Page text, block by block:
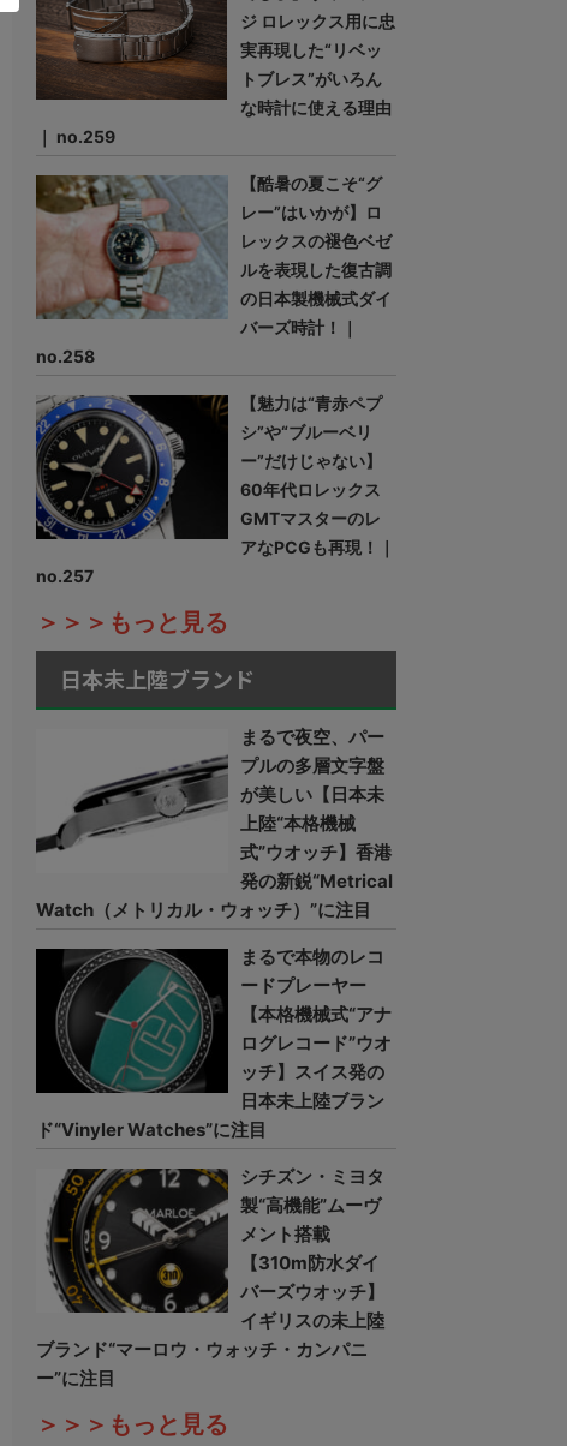
ジ ロレックス用に忠
実再現した“リベッ
トブレス”がいろん
な時計に使える理由
｜ no.259
【酷暑の夏こそ“グ
レー”はいかが】ロ
レックスの褪色ベゼ
ルを表現した復古調
の日本製機械式ダイ
バーズ時計！｜
no.258
【魅力は“青赤ペプ
シ”や“ブルーベリ
ー”だけじゃない】
60年代ロレックス
GMTマスターのレ
アなPCGも再現！｜
no.257
＞＞＞もっと見る
日本未上陸ブランド
まるで夜空、パー
プルの多層文字盤
が美しい【日本未
上陸“本格機械
式”ウオッチ】香港
発の新鋭“Metrical
Watch（メトリカル・ウォッチ）”に注目
まるで本物のレコ
ードプレーヤー
【本格機械式“アナ
ログレコード”ウオ
ッチ】スイス発の
日本未上陸ブラン
ド“Vinyler Watches”に注目
シチズン・ミヨタ
製“高機能”ムーヴ
メント搭載
【310m防水ダイ
バーズウオッチ】
イギリスの未上陸
ブランド“マーロウ・ウォッチ・カンパニ
ー”に注目
＞＞＞もっと見る